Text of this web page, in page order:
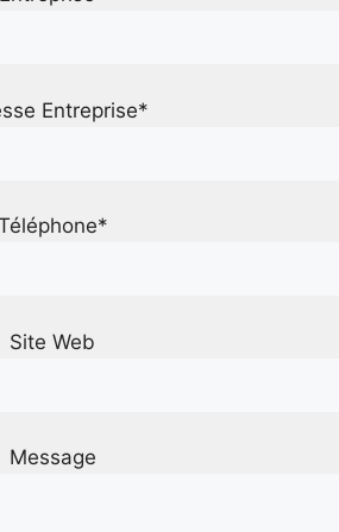
Entreprise*
Site Web
Message